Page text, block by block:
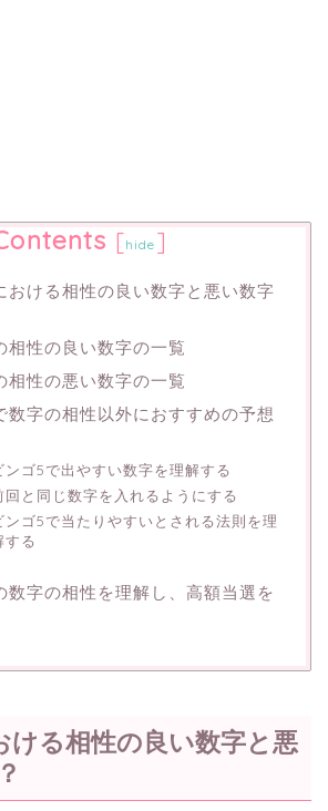
[hide ]
おける相性の良い数字と悪い数字
相性の良い数字の一覧
相性の悪い数字の一覧
数字の相性以外におすすめの予想
ンゴ5で出やすい数字を理解する
回と同じ数字を入れるようにする
ンゴ5で当たりやすいとされる法則を理
する
数字の相性を理解し、高額当選を
ける相性の良い数字と悪